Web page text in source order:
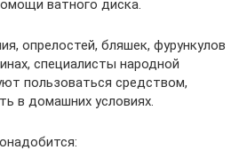
ватного диска.
опрелостей, бляшек, фурункулов
специалисты народной
пользоваться средством,
в домашних условиях.